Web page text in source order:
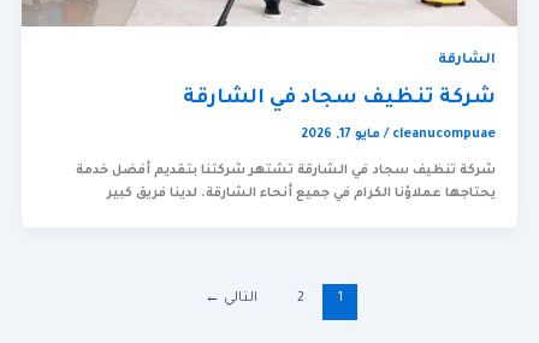
الشارقة
شركة تنظيف سجاد في الشارقة
cleanucompuae
/ مايو 17, 2026
شركة تنظيف سجاد في الشارقة تشتهر شركتنا بتقديم أفضل خدمة
يحتاجها عملاؤنا الكرام في جميع أنحاء الشارقة. لدينا فريق كبير
1
2 التالي ←